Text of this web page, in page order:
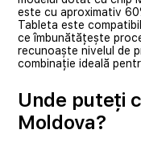
este cu aproximativ
Tableta este
ce îmbunătățește
recunoaște nivelul de
combinație ideală
Unde puteți
Moldova?